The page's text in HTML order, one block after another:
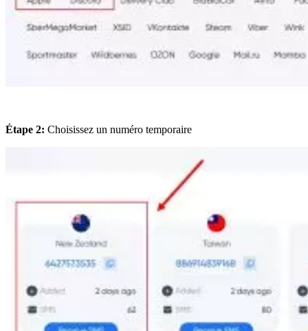
Étape 2: Choisissez un numéro temporaire